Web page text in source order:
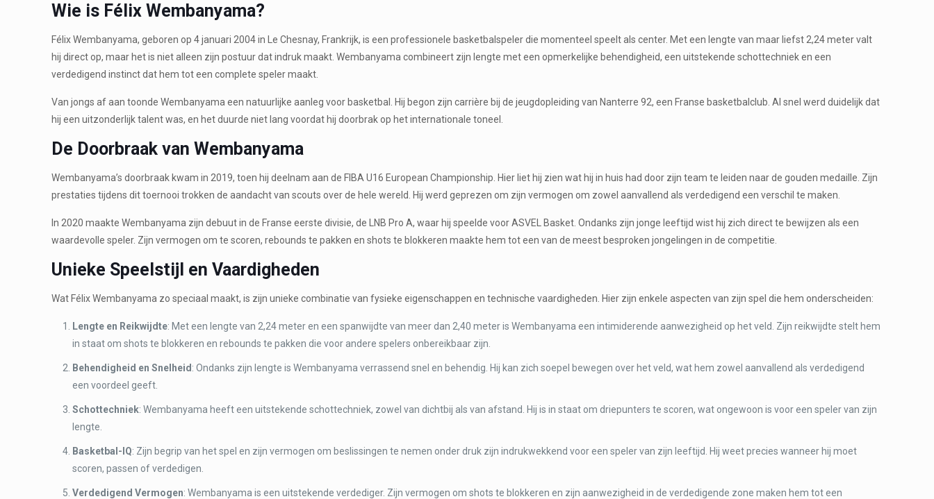
Wie is Félix Wembanyama?
Félix Wembanyama, geboren op 4 januari 2004 in Le Chesnay, Frankrijk, is een professionele basketbalspeler die momenteel speelt als center. Met een lengte van maar liefst 2,24 meter valt
hij direct op, maar het is niet alleen zijn postuur dat indruk maakt. Wembanyama combineert zijn lengte met een opmerkelijke behendigheid, een uitstekende schottechniek en een
verdedigend instinct dat hem tot een complete speler maakt.
Van jongs af aan toonde Wembanyama een natuurlijke aanleg voor basketbal. Hij begon zijn carrière bij de jeugdopleiding van Nanterre 92, een Franse basketbalclub. Al snel werd duidelijk dat
hij een uitzonderlijk talent was, en het duurde niet lang voordat hij doorbrak op het internationale toneel.
De Doorbraak van Wembanyama
Wembanyama’s doorbraak kwam in 2019, toen hij deelnam aan de FIBA U16 European Championship. Hier liet hij zien wat hij in huis had door zijn team te leiden naar de gouden medaille. Zijn
prestaties tijdens dit toernooi trokken de aandacht van scouts over de hele wereld. Hij werd geprezen om zijn vermogen om zowel aanvallend als verdedigend een verschil te maken.
In 2020 maakte Wembanyama zijn debuut in de Franse eerste divisie, de LNB Pro A, waar hij speelde voor ASVEL Basket. Ondanks zijn jonge leeftijd wist hij zich direct te bewijzen als een
waardevolle speler. Zijn vermogen om te scoren, rebounds te pakken en shots te blokkeren maakte hem tot een van de meest besproken jongelingen in de competitie.
Unieke Speelstijl en Vaardigheden
Wat Félix Wembanyama zo speciaal maakt, is zijn unieke combinatie van fysieke eigenschappen en technische vaardigheden. Hier zijn enkele aspecten van zijn spel die hem onderscheiden:
Lengte en Reikwijdte: Met een lengte van 2,24 meter en een spanwijdte van meer dan 2,40 meter is Wembanyama een intimiderende aanwezigheid op het veld. Zijn reikwijdte stelt hem
in staat om shots te blokkeren en rebounds te pakken die voor andere spelers onbereikbaar zijn.
Behendigheid en Snelheid : Ondanks zijn lengte is Wembanyama verrassend snel en behendig. Hij kan zich soepel bewegen over het veld, wat hem zowel aanvallend als verdedigend
een voordeel geeft.
Schottechniek: Wembanyama heeft een uitstekende schottechniek, zowel van dichtbij als van afstand. Hij is in staat om driepunters te scoren, wat ongewoon is voor een speler van zijn
lengte.
Basketbal-IQ: Zijn begrip van het spel en zijn vermogen om beslissingen te nemen onder druk zijn indrukwekkend voor een speler van zijn leeftijd. Hij weet precies wanneer hij moet
scoren, passen of verdedigen.
Verdedigend Vermogen: Wembanyama is een uitstekende verdediger. Zijn vermogen om shots te blokkeren en zijn aanwezigheid in de verdedigende zone maken hem tot een